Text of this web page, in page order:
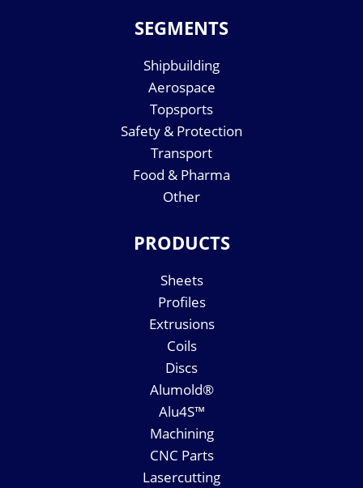
SEGMENTS
Shipbuilding
Aerospace
Topsports
Safety & Protection
Transport
Food & Pharma
Other
PRODUCTS
Sheets
Profiles
Extrusions
Coils
Discs
Alumold®
Alu4S™
Machining
CNC Parts
Lasercutting